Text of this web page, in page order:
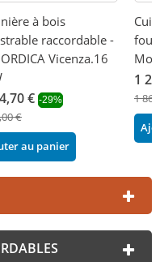
à bois
raccordable -
Vicenza.16
€ -29%
€
au panier
four
1
1